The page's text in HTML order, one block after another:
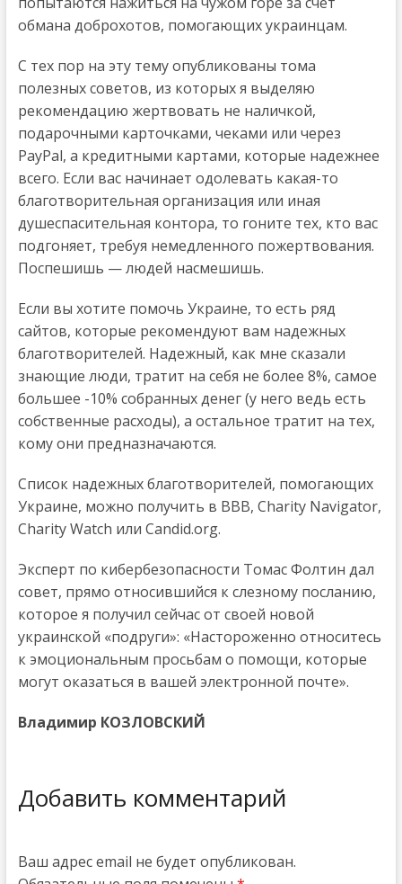
обмана доброхотов, помогающих украинцам.
С тех пор на эту тему опубликованы тома
полезных советов, из которых я выделяю
рекомендацию жертвовать не наличкой,
подарочными карточками, чеками или через
PayPal, а кредитными картами, которые надежнее
всего. Если вас начинает одолевать какая-то
благотворительная организация или иная
душеспасительная контора, то гоните тех, кто вас
подгоняет, требуя немедленного пожертвования.
Поспешишь — людей насмешишь.
Если вы хотите помочь Украине, то есть ряд
сайтов, которые рекомендуют вам надежных
благотворителей. Надежный, как мне сказали
знающие люди, тратит на себя не более 8%, самое
большее -10% собранных денег (у него ведь есть
собственные расходы), а остальное тратит на тех,
кому они предназначаются.
Список надежных благотворителей, помогающих
Украине, можно получить в BВВ, Charity Navigator,
Charity Watch или Candid.org.
Эксперт по кибербезопасности Томас Фолтин дал
совет, прямо относившийся к слезному посланию,
которое я получил сейчас от своей новой
украинской «подруги»: «Настороженно относитесь
к эмоциональным просьбам о помощи, которые
могут оказаться в вашей электронной почте».
Владимир КОЗЛОВСКИЙ
Добавить комментарий
Ваш адрес email не будет опубликован.